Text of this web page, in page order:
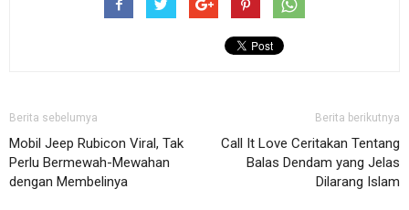
Berita sebelumya
Mobil Jeep Rubicon Viral, Tak
Perlu Bermewah-Mewahan
dengan Membelinya
Berita berikutnya
Call It Love Ceritakan Tentang
Balas Dendam yang Jelas
Dilarang Islam